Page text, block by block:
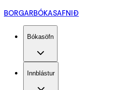
BORGARBÓKASAFNIÐ
Bókasöfn
Innblástur